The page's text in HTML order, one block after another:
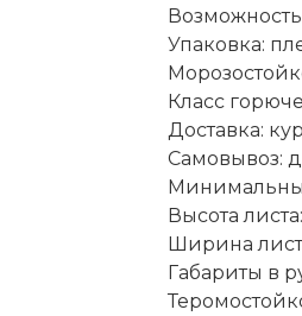
Упаковка:
Класс
Доставка:
Самовывоз:
Высота
Ширина
Габариты в